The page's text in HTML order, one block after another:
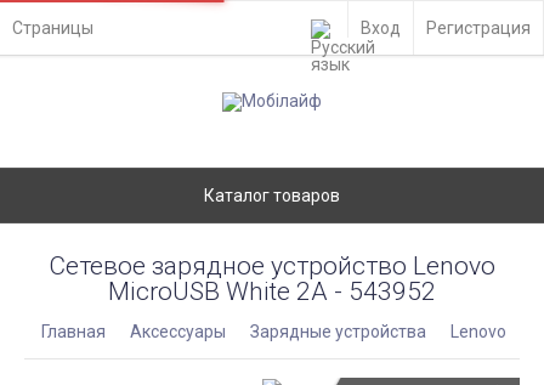
Страницы Вход Регистрация
Каталог товаров
Сетевое зарядное устройство Lenovo
MicroUSB White 2A - 543952
Главная Аксессуары Зарядные устройства Lenovo